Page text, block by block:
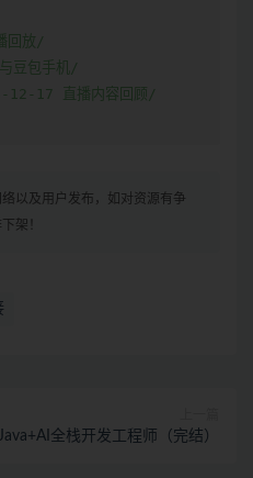
回放/
包手机/
17 直播内容回顾/
以及用户发布，如对资源有争
架！
全栈开发工程师（完结）